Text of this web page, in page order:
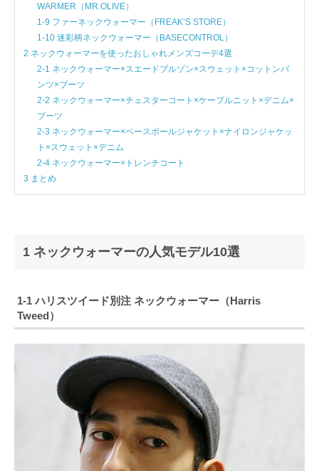
WARMER（MR.OLIVE）
1-9 ファーネックウォーマー（FREAK’S STORE）
1-10 迷彩柄ネックウォーマー（BASECONTROL）
2 ネックウォーマーを使ったおしゃれメンズコーデ4選
2-1 ネックウォーマー×スエードブルゾン×スウェット×コットンパ
ンツ×ブーツ
2-2 ネックウォーマー×チェスターコート×ケーブルニット×デニム×
ブーツ
2-3 ネックウォーマー×ベースボールジャケット×ナイロンジャケッ
ト×スウェット×デニム
2-4 ネックウォーマー×トレンチコート
3 まとめ
1 ネックウォーマーの人気モデル10選
1-1 ハリスツイード別注 ネックウォーマー（Harris
Tweed）